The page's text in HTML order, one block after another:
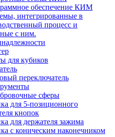
обеспечение КИМ
интегрированные в
процесс и
с ним.
для кубиков
переключатель
сферы
для 5-позиционного
кнопок
для держателя зажима
с коническим наконечником